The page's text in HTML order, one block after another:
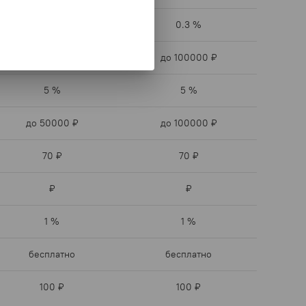
0.3 %
до 100000 ₽
5 % 5 %
до 50000 ₽ до 100000 ₽
70 ₽ 70 ₽
₽ ₽
1 % 1 %
бесплатно бесплатно
100 ₽ 100 ₽